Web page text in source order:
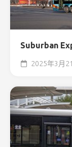
Suburban
2025年3月